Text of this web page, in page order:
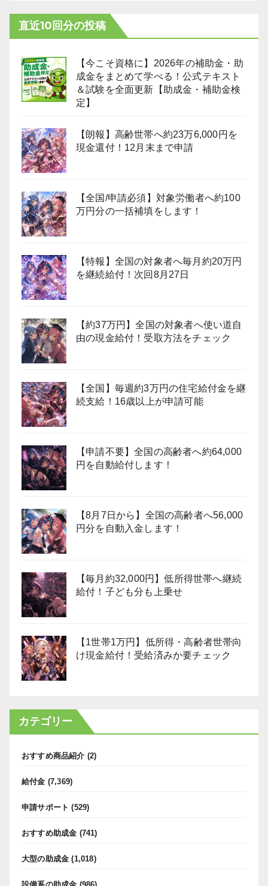
直近10回分の投稿
【今こそ資格に】2026年の補助金・助
成金をまとめて学べる！公式テキスト
＆試験を全面更新【助成金・補助金検
定】
【朗報】高齢世帯へ約23万6,000円を
現金還付！12月末まで申請
【全国/申請必須】対象労働者へ約100
万円分の一括補填をします！
【特報】全国の対象者へ毎月約20万円
を継続給付！次回8月27日
【約37万円】全国の対象者へ使い道自
由の現金給付！受取方法をチェック
【全国】毎週約3万円の住宅給付金を継
続支給！16歳以上が申請可能
【申請不要】全国の高齢者へ約64,000
円を自動給付します！
【8月7日から】全国の高齢者へ56,000
円分を自動入金します！
【毎月約32,000円】低所得世帯へ継続
給付！子ども分も上乗せ
【1世帯1万円】低所得・高齢者世帯向
け現金給付！受給済みか要チェック
カテゴリー
おすすめ商品紹介 (2)
給付金 (7,369)
申請サポート (529)
おすすめ助成金 (741)
大型の助成金 (1,018)